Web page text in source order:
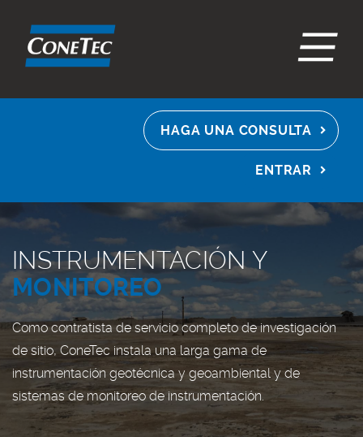
HAGA UNA CONSULTA
ENTRAR
INSTRUMENTACIÓN Y
MONITOREO
Como contratista de servicio completo de investigación
de sitio, ConeTec instala una larga gama de
instrumentación geotécnica y geoambiental y de
sistemas de monitoreo de instrumentación.